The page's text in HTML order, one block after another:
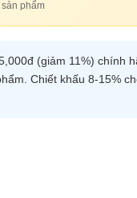
phẩm
(giảm 11%) chính
Chiết khấu 8-15%